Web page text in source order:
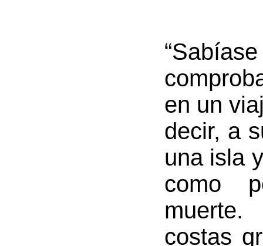
en un
decir, a
una isla
como
costas